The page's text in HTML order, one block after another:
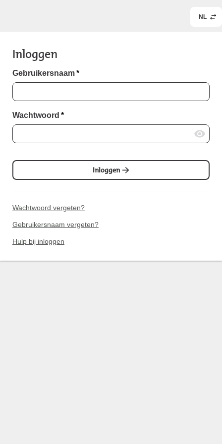
NL
Inloggen
Gebruikersnaam*
Wachtwoord *
Inloggen
Wachtwoord vergeten?
Gebruikersnaam vergeten?
Hulp bij inloggen